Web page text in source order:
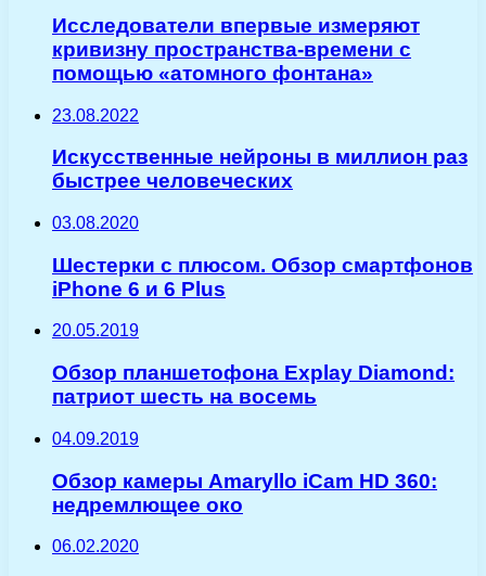
Исследователи впервые измеряют
кривизну пространства-времени с
помощью «атомного фонтана»
23.08.2022
Искусственные нейроны в миллион раз
быстрее человеческих
03.08.2020
Шестерки с плюсом. Обзор смартфонов
iPhone 6 и 6 Plus
20.05.2019
Обзор планшетофона Explay Diamond:
патриот шесть на восемь
04.09.2019
Обзор камеры Amaryllo iCam HD 360:
недремлющее око
06.02.2020